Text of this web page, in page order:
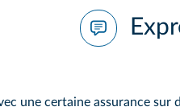
une certaine assurance sur